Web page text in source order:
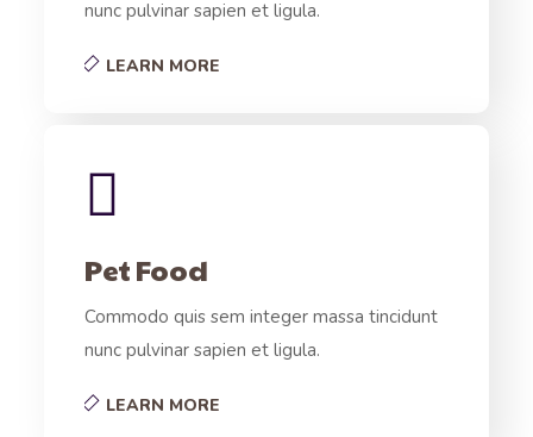
nunc pulvinar sapien et ligula.
LEARN MORE
Pet Food
Commodo quis sem integer massa tincidunt
nunc pulvinar sapien et ligula.
LEARN MORE